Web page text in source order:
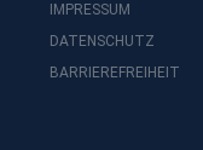
IMPRESSUM
DATENSCHUTZ
BARRIEREFREIHEIT